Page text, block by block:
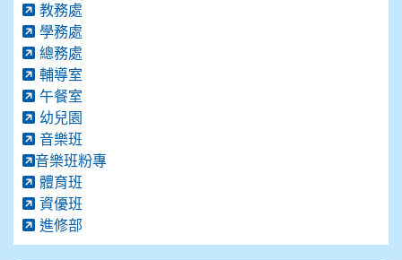
教務處
學務處
總務處
輔導室
午餐室
幼兒園
音樂班
音樂班粉專
體育班
資優班
進修部